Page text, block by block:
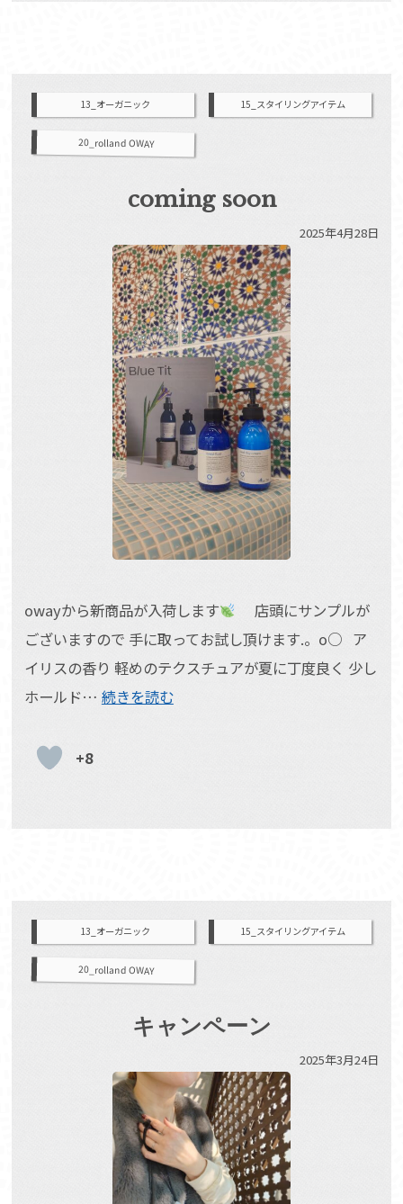
13_オーガニック 15_スタイリングアイテム
20_rolland OWAY
coming soon
2025年4月28日
owayから新商品が入荷します
店頭にサンプルが
ございますので 手に取ってお試し頂けます.。o○ ア
イリスの香り 軽めのテクスチュアが夏に丁度良く 少し
ホールド… 続きを読む
+8
13_オーガニック 15_スタイリングアイテム
20_rolland OWAY
キャンペーン
2025年3月24日